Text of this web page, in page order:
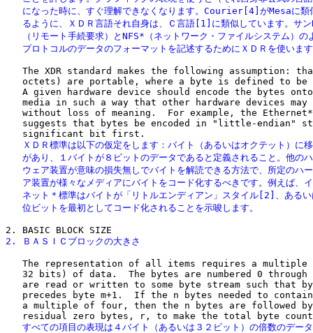
になった時に、すぐ理解できなくなります。Courier[4]がMesaに類
るように、ＸＤＲ言語それ自身は、Ｃ言語[1]に類似しています。サ
（リモート手続要求）とNFS*（ネットワーク・ファイルシステム）の
プロトコルのデータのフォーマットを記述するためにＸＤＲを使いま
The XDR standard makes the following assumption:
octets) are portable, where a byte is defined to be
A given hardware device should encode the bytes
media in such a way that other hardware devices may
without loss of meaning.  For example, the
suggests that bytes be encoded in "little-endian"
ＸＤＲ標準は以下の仮定をします：バイト（あるいはオクテット）に
があり、１バイトが８ビットのデータであると定義されること。他の
ウェア装置が意味の損失無しでバイトを解読できる方法で、所定のハ
ア装置が様々なメディアにバイトをコード化するべきです。例えば、
ネット＊標準はバイトが「リトルエンディアン」スタイル[2]、ある
   位ビットを最初としてコード化されることを示唆します。
2. ＢＡＳＩＣブロックの大きさ
The representation of all items requires a multiple
32 bits) of data.  The bytes are numbered 0 through
are read or written to some byte stream such that
precedes byte m+1.  If the n bytes needed to
a multiple of four, then the n bytes are followed
すべての項目の表現は４バイト（あるいは３２ビット）の倍数のデー